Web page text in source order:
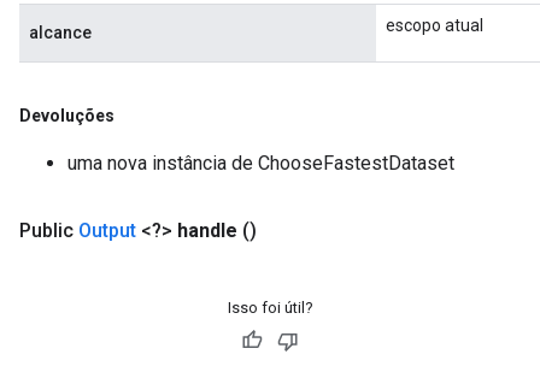
alcance escopo atual
Devoluções
uma nova instância de ChooseFastestDataset
Public Output <?> handle ()
Isso foi útil?